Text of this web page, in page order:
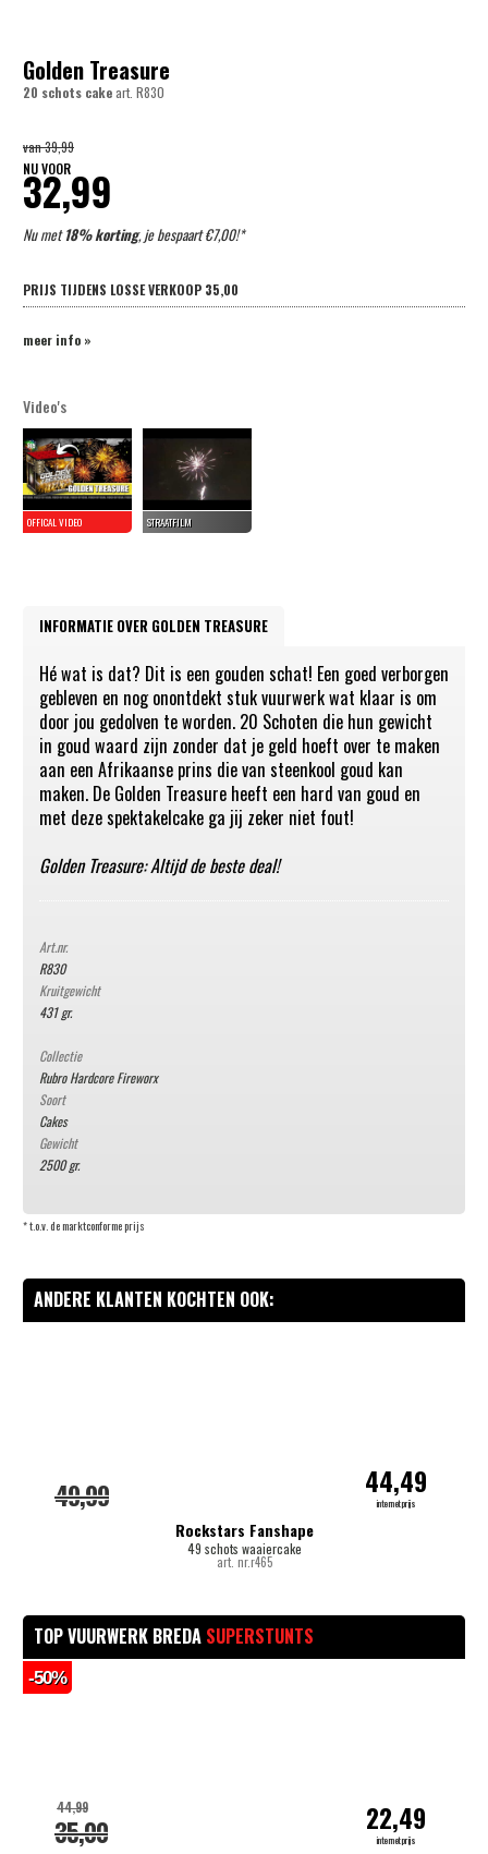
Golden Treasure
20 schots cakeart. R830
van39,99
NU VOOR
32,99
Nu met18% korting, je bespaart €7,00!*
PRIJS TIJDENS LOSSE VERKOOP 35,00
meer info »
Video's
INFORMATIE OVER GOLDEN TREASURE
Hé wat is dat? Dit is een gouden schat! Een goed verborgen
gebleven en nog onontdekt stuk vuurwerk wat klaar is om
door jou gedolven te worden. 20 Schoten die hun gewicht
in goud waard zijn zonder dat je geld hoeft over te maken
aan een Afrikaanse prins die van steenkool goud kan
maken. De Golden Treasure heeft een hard van goud en
met deze spektakelcake ga jij zeker niet fout!
Golden Treasure: Altijd de beste deal!
Art.nr.
R830
Kruitgewicht
431 gr.
Collectie
Rubro Hardcore Fireworx
Soort
Cakes
Gewicht
2500 gr.
* t.o.v. de marktconforme prijs
ANDERE KLANTEN KOCHTEN OOK:
Rockstars Fanshape
49 schots waaiercake
art. nr.r465
49,99 44,49
internetprijs
TOP VUURWERK BREDA SUPERSTUNTS
35,00
44,99 22,49
internetprijs
-50%